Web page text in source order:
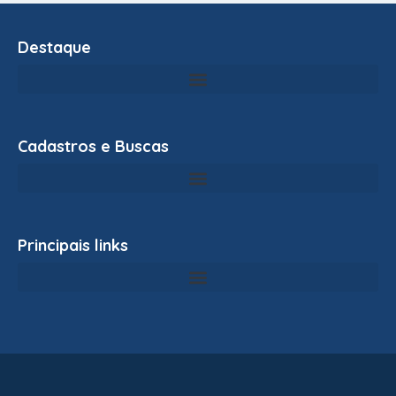
Destaque
Cadastros e Buscas
Principais links